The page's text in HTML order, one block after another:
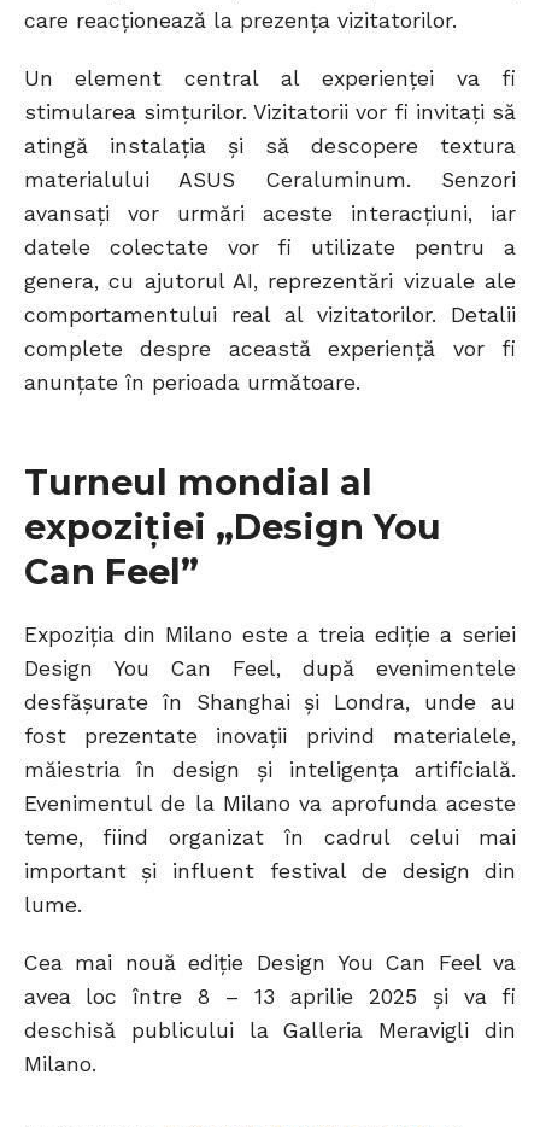
care reacționează la prezența vizitatorilor.
Un element central al experienței va fi
stimularea simțurilor. Vizitatorii vor fi invitați să
atingă instalația și să descopere textura
materialului ASUS Ceraluminum. Senzori
avansați vor urmări aceste interacțiuni, iar
datele colectate vor fi utilizate pentru a
genera, cu ajutorul AI, reprezentări vizuale ale
comportamentului real al vizitatorilor. Detalii
complete despre această experiență vor fi
anunțate în perioada următoare.
Turneul mondial al
expoziției „Design You
Can Feel”
Expoziția din Milano este a treia ediție a seriei
Design You Can Feel, după evenimentele
desfășurate în Shanghai și Londra, unde au
fost prezentate inovații privind materialele,
măiestria în design și inteligența artificială.
Evenimentul de la Milano va aprofunda aceste
teme, fiind organizat în cadrul celui mai
important și influent festival de design din
lume.
Cea mai nouă ediție Design You Can Feel va
avea loc între 8 – 13 aprilie 2025 și va fi
deschisă publicului la Galleria Meravigli din
Milano.